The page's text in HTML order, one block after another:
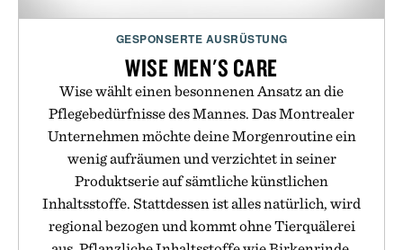
GESPONSERTE AUSRÜSTUNG
WISE MEN'S CARE
Wise wählt einen besonnenen Ansatz an die
Pflegebedürfnisse des Mannes. Das Montrealer
Unternehmen möchte deine Morgenroutine ein
wenig aufräumen und verzichtet in seiner
Produktserie auf sämtliche künstlichen
Inhaltsstoffe. Stattdessen ist alles natürlich, wird
regional bezogen und kommt ohne Tierquälerei